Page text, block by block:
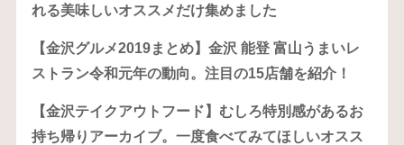
れる美味しいオススメだけ集めました
【金沢グルメ2019まとめ】金沢 能登 富山うまいレ
ストラン令和元年の動向。注目の15店舗を紹介！
【金沢テイクアウトフード】むしろ特別感があるお
持ち帰りアーカイブ。一度食べてみてほしいオスス